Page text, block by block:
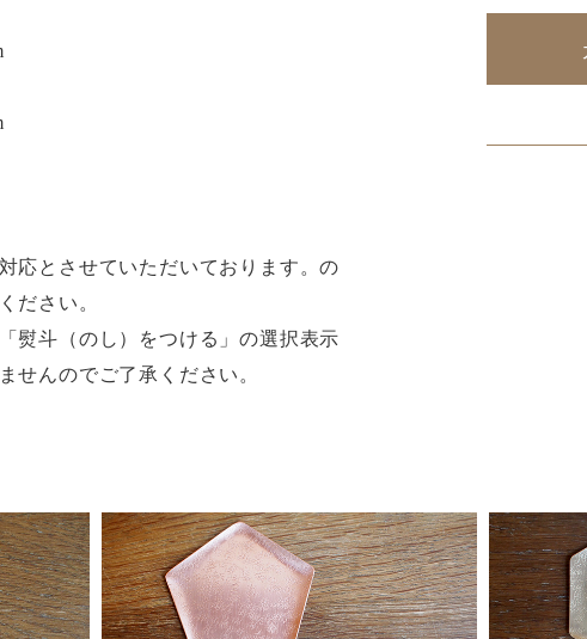
応とさせていただいております。の
ださい。
熨斗（のし）をつける」の選択表示
せんのでご了承ください。